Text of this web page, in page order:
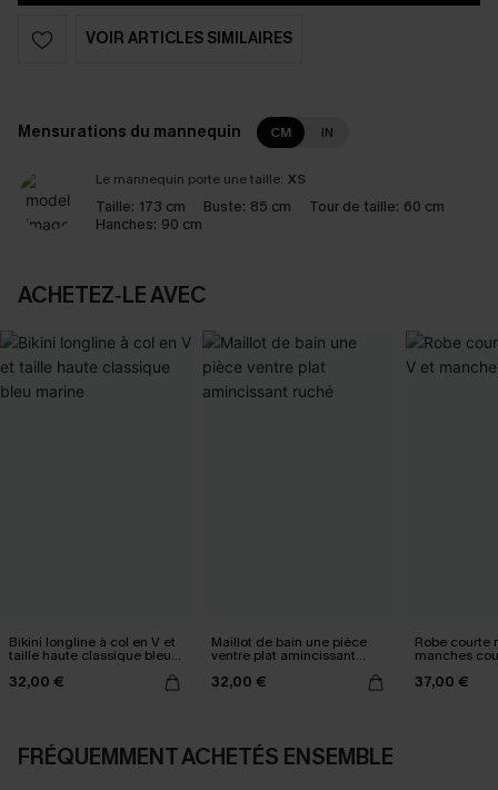
VOIR ARTICLES SIMILAIRES
Mensurations du mannequin CM IN
Le mannequin porte une taille: XS
Taille: 173 cm Buste: 85 cm Tour de taille: 60 cm
Hanches: 90 cm
ACHETEZ‑LE AVEC
Bikini longline à col en V et
taille haute classique bleu
32,00 €
Maillot de bain une pièce
ventre plat amincissant
32,00 €
Robe courte
manches
37,00 €
FRÉQUEMMENT ACHETÉS ENSEMBLE